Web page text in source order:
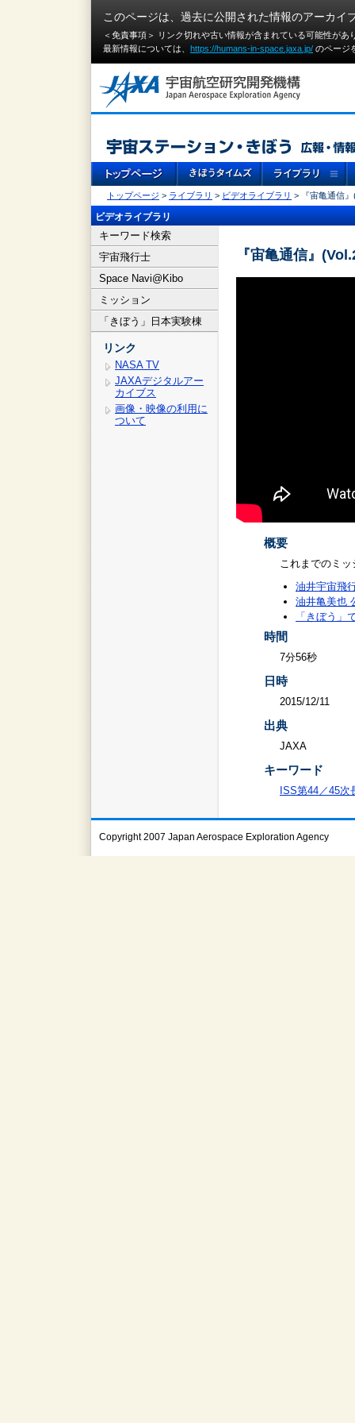
このページは、過去に公開された情報のアーカイ
＜免責事項＞ リンク切れや古い情報が含まれている可能性が
最新情報については、 https://humans-in-space.jaxa.jp/ のページ
トップページ > ライブラリ > ビデオライブラリ > 『宙亀通信
ビデオライブラリ
キーワード検索
宇宙飛行士
Space Navi@Kibo
ミッション
「きぼう」日本実験棟
リンク
NASA TV
JAXAデジタルアー
カイブス
画像・映像の利用に
ついて
『宙亀通信』
概要
これまでのミ
油井宇宙飛
油井亀美也
「きぼう」
時間
7分56秒
日時
2015/12/11
出典
JAXA
キーワード
ISS第44／45次
Copyright 2007 Japan Aerospace Exploration Agency